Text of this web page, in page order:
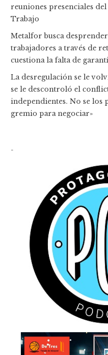
reuniones presenciales
Trabajo
Metalfor busca
trabajadores a través de
cuestiona la falta de
La desregulación se le
se le descontroló el
independientes. No se los
gremio para negociar»
-